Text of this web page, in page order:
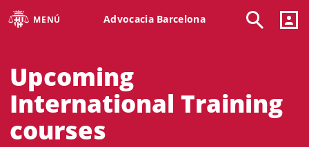
MENÚ Advocacia Barcelona
Upcoming
International Training
courses